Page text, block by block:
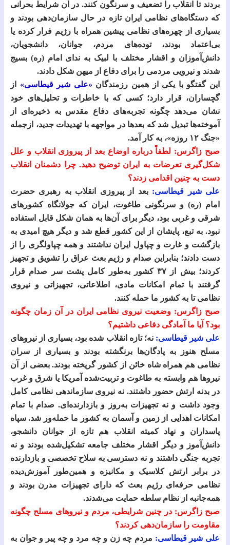
بردند تا انقلاب را تضعیف و سرنگون کنند. در آن شرایط بحرانی
که دستگاه‌های نظامی ایران تازه در حال سازمان‌دهی بودند و
بسیاری از چهره‌های نظامی پیشین همراه با رژیم فرار کرده یا
بی‌اعتماد بودند، توده‌های مردم، جوانان، دانشجویان،
دانش‌آموزان و اقشار مختلف با لبیک به ندای امام (ره) بسیج
شدند و نیرویی مردمی را برای دفاع از میهن شکل دادند.
این گفتگو با یکی از همین رزمندگان «علی شیر قیطاسی» از
گچساران، قرار دارد؛ کسی که با خاطرات و تحلیل‌های خود
نشان می‌دهد چگونه تجربه‌های دفاع مقدس به ذخیره‌ای از
آموخته‌ها تبدیل شد که بعدها در مواجهه با تهدیدات جدید، ازجمله
«جنگ ۱۲ روزه»، به کار آمد.
صبح زاگرس: لطفاً درباره اوضاع بعد از پیروزی انقلاب و علل
شکل‌گیری تعرضات به ایران توضیح دهید. چرا دشمنان انقلاب
دست به چنین اقدامی زدند؟
علی شیر قیطاسی: بعد از پیروزی انقلاب به رهبری حضرت
امام (ره) و سرنگونی طاغوت، ایران که جولانگاه کشورهای
شرقی و غربی بود، دیگر برای آن‌ها به همان شکل قابل استفاده
نبود. به تبع، پایشان از این کشور قطع شد و دیگر هیچ امیدی به
بازگشت و غارت و چپاول ایران نداشتند و همه چپاولگری را از
دست دادند؛ بنابراین صدام و رژیم بعث عراق را تشویق و تجهیز
کردند؛ بیش از ۳۷ کشور به‌طور کامل پشت سر صدام قرار
گرفتند با تمام امکانات مادی، اطلاعاتی، تجهیزاتی و نیروی
نظامی تا به کشور ما حمله کنند.
صبح زاگرس: وضعیت نیروی نظامی ایران در آن زمان چگونه
بود؟ آیا ما آمادگی دفاعی داشتیم؟
علی شیر قیطاسی: نه؛ تازه انقلاب شده بود، بسیاری از نیروهای
مسلح هنوز به پادگان‌ها برنگشته بودند و بسیاری از سران
نظامی هم همراه شاه خائن از کشور گریخته بودند. بعضی از آن
نیروها هم وابسته به طاغوت و تربیت‌شده آمریکا یا شرق و غرب
در بدنه ارتش حضور داشتند. نه نیروی سازماندهی نظامی کامل
وجود داشت و نه تجهیزات به‌روز و بازدارنده‌ای. صدام با تمام
امکانات اهدایی از زمین و آسمان به کشور ما حمله‌ور شد. سپاه
پاسداران و نهاد کمیته انقلاب هم تازه از جوانان دانشجو،
دانش‌آموز و دیگر اقشار مختلف جامعه تشکیل‌شده بودند و نه
تجربه جنگی داشتند و نه دسترسی به سلاح تخصصی و بازدارنده
در برابر ارتش کلاسیک و مکانیزه و همین‌طور آموزش‌دیده
نظامی حرفه‌ای رژیم بعث که دارای تجهیزات مدرن بودند و
همه‌جانبه از نظام سلطه حمایت می‌شدند.
صبح زاگرس: در چنین شرایطی، مردم و نیروهای مسلح چگونه
مقاومت را سازمان‌دهی کردند؟
علی شیر قیطاسی: مردم چه زن و چه مرد و چه پیر و جوان به